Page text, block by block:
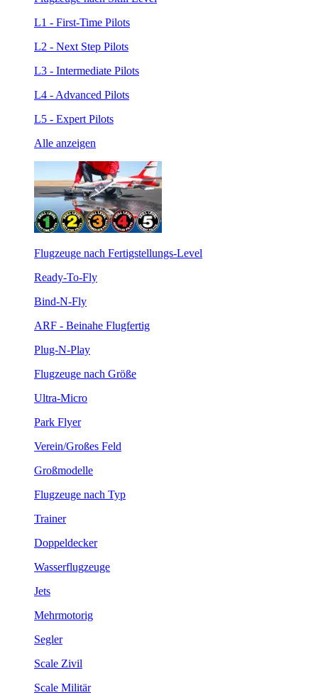
L1 - First-Time Pilots
L2 - Next Step Pilots
L3 - Intermediate Pilots
L4 - Advanced Pilots
L5 - Expert Pilots
Alle anzeigen
Flugzeuge nach Fertigstellungs-Level
Ready-To-Fly
Bind-N-Fly
ARF - Beinahe Flugfertig
Plug-N-Play
Flugzeuge nach Größe
Ultra-Micro
Park Flyer
Verein/Großes Feld
Großmodelle
Flugzeuge nach Typ
Trainer
Doppeldecker
Wasserflugzeuge
Jets
Mehrmotorig
Segler
Scale Zivil
Scale Militär